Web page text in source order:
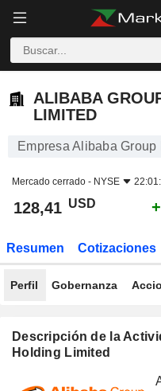
ALIBABA
LIMITED
Empresa Alibaba
Mercado cerrado - NYSE
128,41 USD
Resumen Cotizaciones
Perfil Gobernanza
Descripción de la
Holding Limited